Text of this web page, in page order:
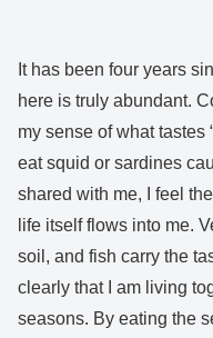
It has been four years
here is truly abundant.
my sense of what tastes
eat squid or sardines
shared with me, I feel
life itself flows into me.
soil, and fish carry the
clearly that I am living
seasons. By eating the